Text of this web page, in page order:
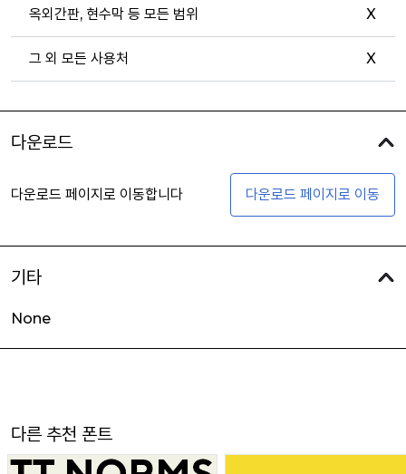
옥외간판, 현수막 등 모든 범위 X
그 외 모든 사용처 X
다운로드
다운로드 페이지로 이동합니다 다운로드 페이지로 이동
기타
None
다른 추천 폰트